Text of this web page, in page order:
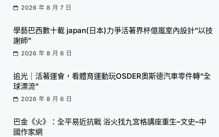
2026 年 8 月 7 日
學藝巴西數十載 japan(日本)力爭活著界杯億嵐室內設計“以技
謝師”
2026 年 8 月 6 日
追光｜活著運會，看體育運動玩OSDER奧斯德汽車零件轉“全
球漂流”
2026 年 8 月 6 日
巴金《火》：全平易近抗戰 浴火找九宮格講座重生–文史–中
國作家網